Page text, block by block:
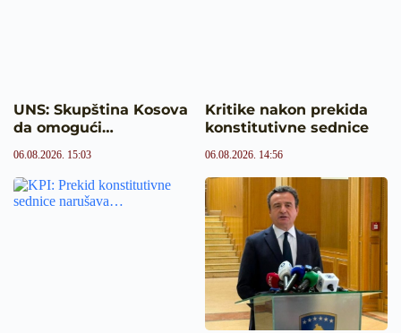
UNS: Skupština Kosova
da omogući…
06.08.2026. 15:03
Kritike nakon prekida
konstitutivne sednice
06.08.2026. 14:56